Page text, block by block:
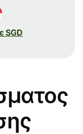
SGD